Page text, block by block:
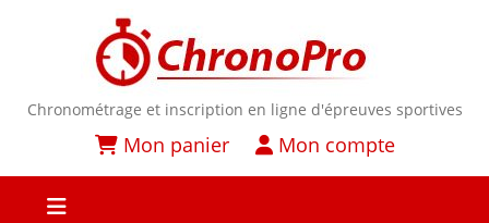
Chronométrage et inscription en ligne d'épreuves sportives
Mon panier Mon compte